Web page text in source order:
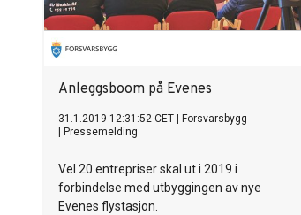
Anleggsboom på Evenes
31.1.2019 12:31:52 CET
Forsvarsbygg
Pressemelding
Vel 20 entrepriser skal ut i 2019 i
forbindelse med utbyggingen av nye
Evenes flystasjon.